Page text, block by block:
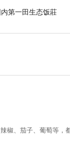
第一田生态饭莊
椒、茄子、葡萄等